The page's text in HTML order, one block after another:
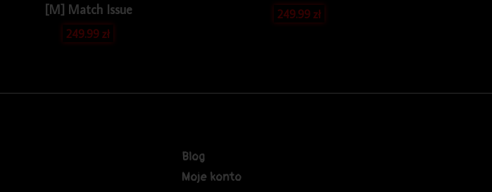
[M] Match Issue
249.99zł
249.99zł
Blog
Moje konto